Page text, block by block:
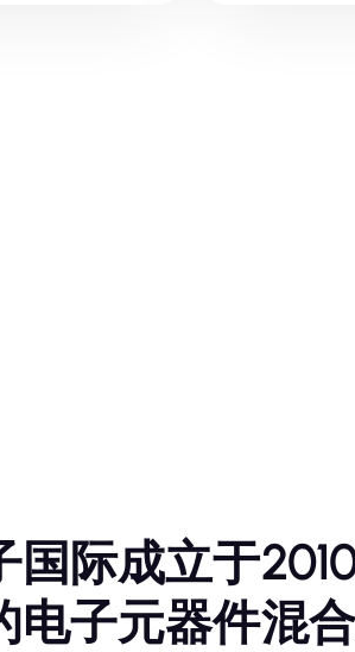
国 际成立于201
电子元器件混合